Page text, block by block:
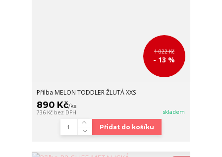
1 022 Kč
- 13 %
Přilba MELON TODDLER ŽLUTÁ XXS
890 Kč/ks
736 Kč bez DPH skladem
Přidat do košíku